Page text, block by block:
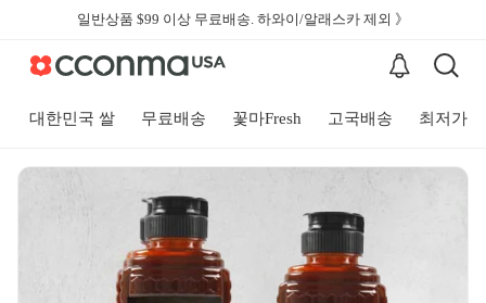
일반상품 $99 이상 무료배송. 하와이/알래스카 제외 》
대한민국 쌀 무료배송 꽃마Fresh 고국배송 최저가